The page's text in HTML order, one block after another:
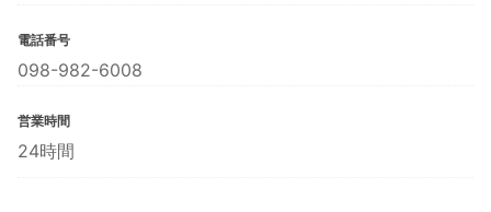
電話番号
098-982-6008
営業時間
24時間